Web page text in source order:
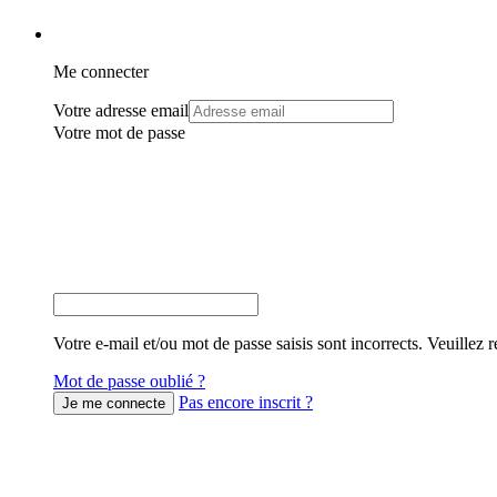
Me connecter
Votre adresse email
Votre mot de passe
Votre e-mail et/ou mot de passe saisis sont incorrects. Veuillez
Mot de passe oublié ?
Pas encore inscrit ?